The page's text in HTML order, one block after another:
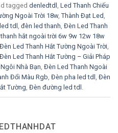
tagged denledtdl , Led Thanh Chiếu
Ngoài Trời 18w, Thành Đạt Led,
tdl , đèn led thanh, Đèn Led Thanh
hắt ngoài trời 6w 9w 12w 18w
Đèn Led Thanh Hắt Tường Ngoài Trời,
Đèn Led Thanh Hắt Tường – Giải Pháp
Nhà Bạn, Đèn Led Thanh Ngoài
Đổi Màu Rgb, Đèn pha led tdl , Đèn
Tường, Đèn đường led tdl .